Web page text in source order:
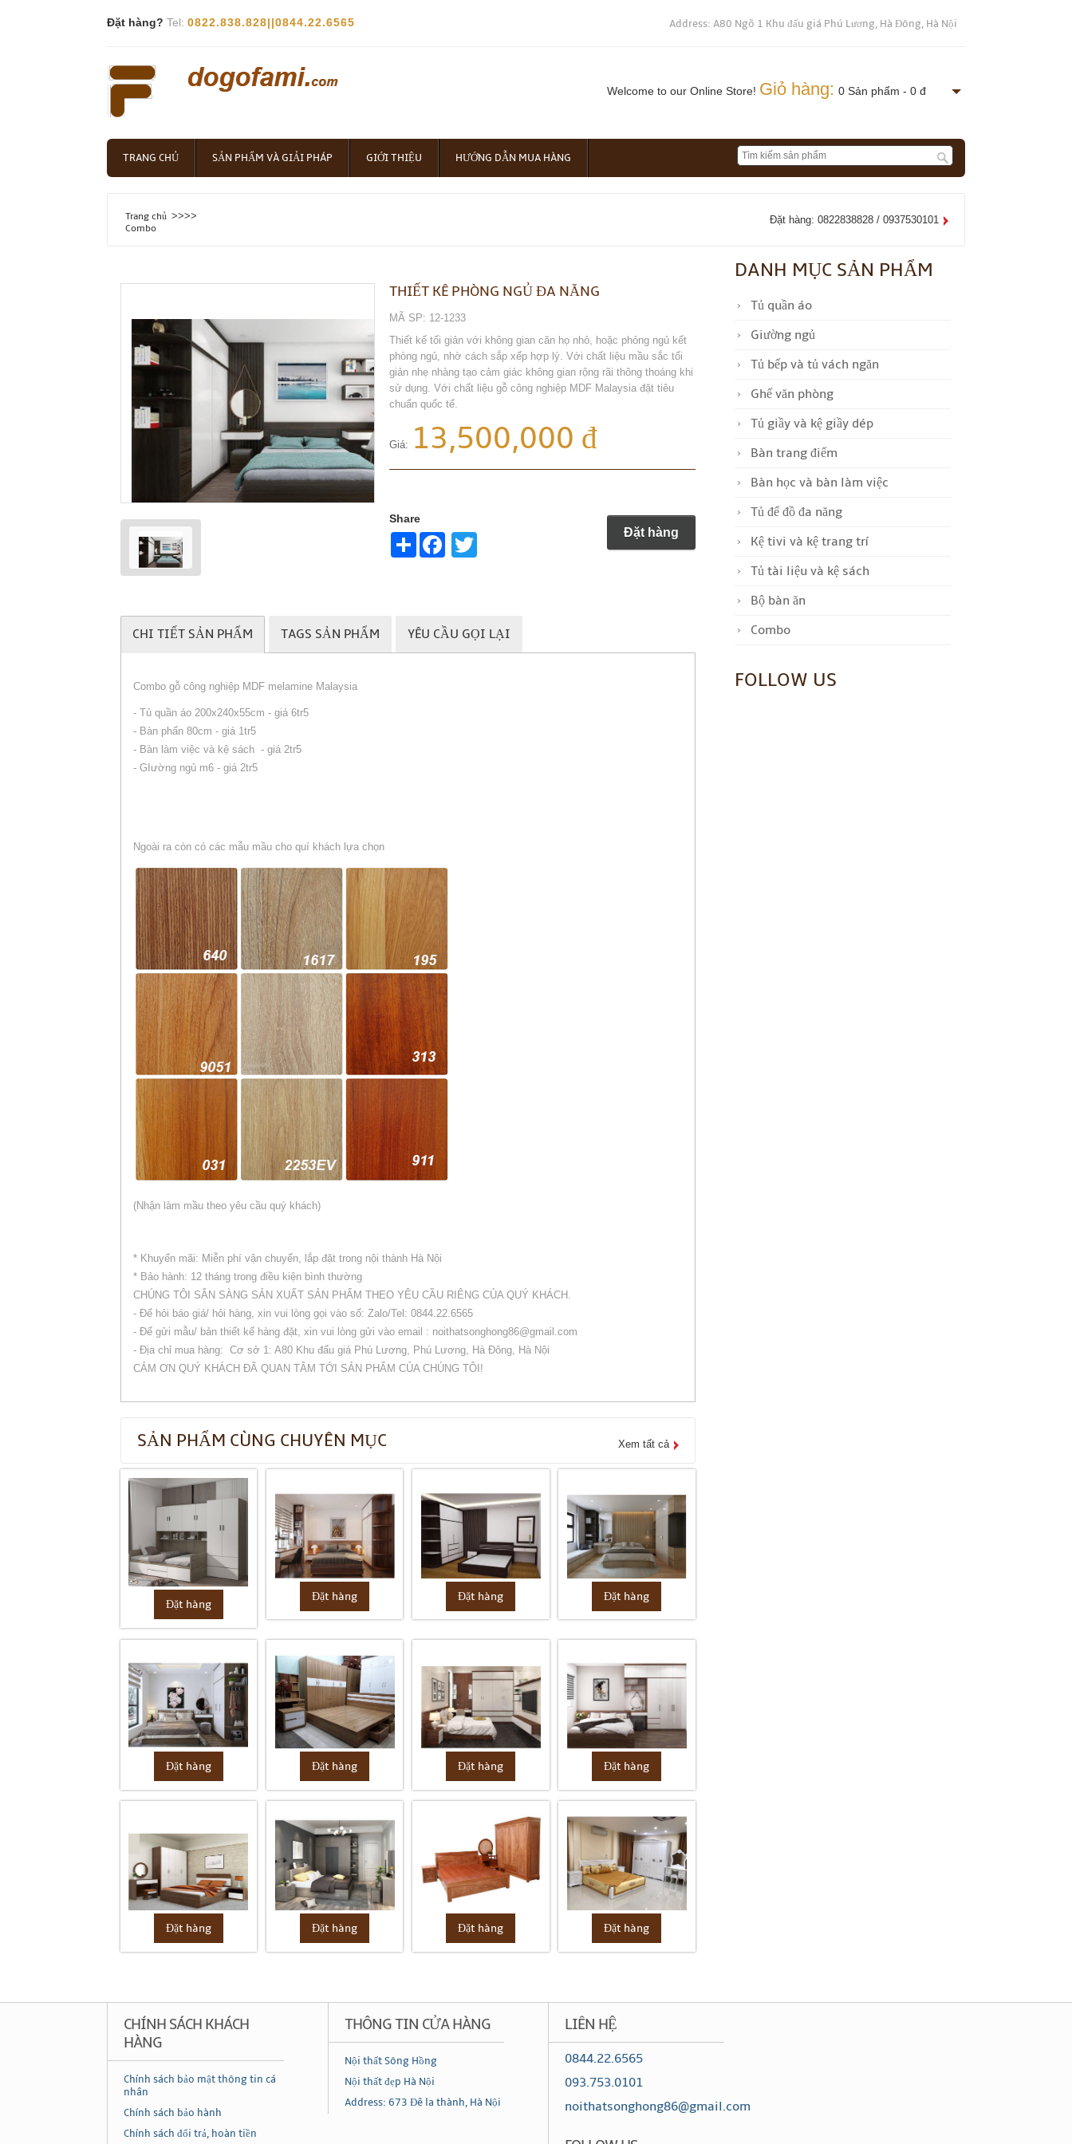
Đặt hàng? Tel:0822.838.828||0844.22.6565 Address: A80 Ngõ 1 Khu đấu giá Phú Lương, Hà Đông, Hà Nội
Welcome to our Online Store! Giỏ hàng: 0 Sản phẩm - 0 đ
TRANG CHỦ SẢN PHẨM VÀ GIẢI PHÁP GIỚI THIỆU HƯỚNG DẪN MUA HÀNG
Trang chủ >>>>
Combo
Đặt hàng: 0822838828 / 0937530101
THIẾT KÊ PHÒNG NGỦ ĐA NĂNG
MÃ SP: 12-1233
Thiết kế tối giản với không gian căn họ nhỏ, hoặc phỏng ngủ kết
phòng ngủ, nhờ cách sắp xếp hợp lý. Với chất liệu mầu sắc tối
giản nhẹ nhàng tạo cảm giác không gian rộng rãi thông thoáng khi
sử dụng. Với chất liệu gỗ công nghiệp MDF Malaysia đặt tiêu
chuẩn quốc tế.
Giá: 13,500,000 đ
Share
Share Đặt hàng
CHI TIẾT SẢN PHẨM TAGS SẢN PHẨM YÊU CẦU GỌI LẠI
Combo gỗ công nghiệp MDF melamine Malaysia
- Tủ quần áo 200x240x55cm - giá 6tr5
- Bàn phấn 80cm - giá 1tr5
- Bàn làm việc và kệ sách - giá 2tr5
- GIường ngủ m6 - giá 2tr5
Ngoài ra còn có các mẫu mầu cho quí khách lựa chọn
(Nhận làm mầu theo yêu cầu quý khách)
* Khuyến mãi: Miễn phí vận chuyển, lắp đặt trong nội thành Hà Nội
* Bảo hành: 12 tháng trong điều kiện bình thường
CHÚNG TÔI SẴN SÀNG SẢN XUẤT SẢN PHẨM THEO YÊU CẦU RIÊNG CỦA QUÝ KHÁCH.
- Để hỏi báo giá/ hỏi hàng, xin vui lòng gọi vào số: Zalo/Tel: 0844.22.6565
- Để gửi mẫu/ bản thiết kế hàng đặt, xin vui lòng gửi vào email : noithatsonghong86@gmail.com
- Địa chỉ mua hàng: Cơ sở 1: A80 Khu đấu giá Phú Lương, Phú Lương, Hà Đông, Hà Nội
CẢM ƠN QUÝ KHÁCH ĐÃ QUAN TÂM TỚI SẢN PHẨM CỦA CHÚNG TÔI!
SẢN PHẨM CÙNG CHUYÊN MỤC Xem tất cả
Đặt hàng
Đặt hàng Đặt hàng Đặt hàng
Đặt hàng Đặt hàng Đặt hàng Đặt hàng
Đặt hàng Đặt hàng Đặt hàng Đặt hàng
DANH MỤC SẢN PHẨM
Tủ quần áo
Giường ngủ
Tủ bếp và tủ vách ngăn
Ghế văn phòng
Tủ giầy và kệ giầy dép
Bàn trang điểm
Bàn học và bàn làm việc
Tủ để đồ đa năng
Kệ tivi và kệ trang trí
Tủ tài liệu và kệ sách
Bộ bàn ăn
Combo
FOLLOW US
CHÍNH SÁCH KHÁCH
HÀNG
Chính sách bảo mật thông tin cá
nhân
Chính sách bảo hành
Chính sách đổi trả, hoàn tiền
THÔNG TIN CỬA HÀNG
Nội thất Sông Hồng
Nội thất đẹp Hà Nội
Address: 673 Đê la thành, Hà Nội
LIÊN HỆ
0844.22.6565
093.753.0101
noithatsonghong86@gmail.com